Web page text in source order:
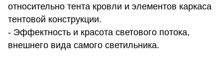
относительно тента кровли и элементов каркаса
тентовой конструкции.
- Эффектность и красота светового потока,
внешнего вида самого светильника.